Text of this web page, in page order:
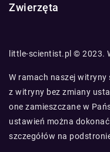
Zwierzęta
little-scientist.pl © 2023.
W ramach naszej
z witryny bez zmiany
one zamieszczane w
ustawień można
szczegółów na